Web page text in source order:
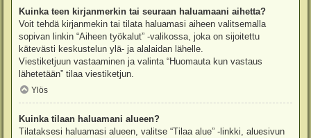
Kuinka teen kirjanmerkin tai seuraan haluamaani aihetta?
Voit tehdä kirjanmekin tai tilata haluamasi aiheen valitsemalla
sopivan linkin “Aiheen työkalut” -valikossa, joka on sijoitettu
kätevästi keskustelun ylä- ja alalaidan lähelle.
Viestiketjuun vastaaminen ja valinta “Huomauta kun vastaus
lähetetään” tilaa viestiketjun.
Ylös
Kuinka tilaan haluamani alueen?
Tilataksesi haluamasi alueen, valitse “Tilaa alue” -linkki, aluesivun